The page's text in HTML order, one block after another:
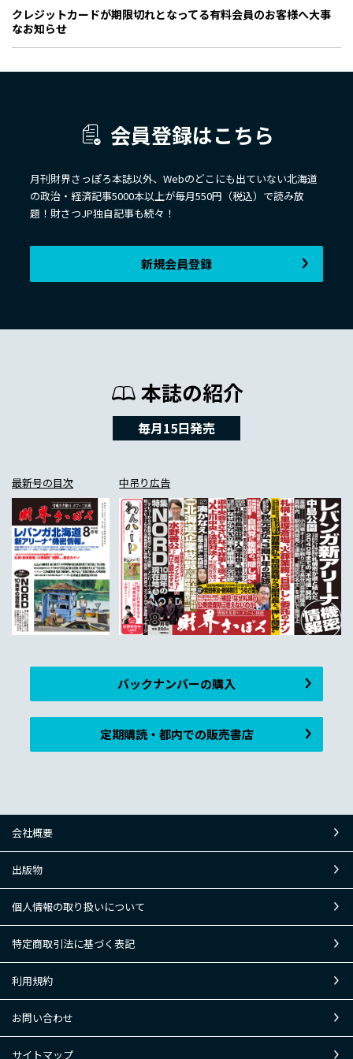
クレジットカードが期限切れとなってる有料会員のお客様へ大事
なお知らせ
会員登録はこちら
月刊財界さっぽろ本誌以外、Webのどこにも出ていない北海道
の政治・経済記事5000本以上が毎月550円（税込）で読み放
題！財さつJP独自記事も続々！
新規会員登録
本誌の紹介
毎月15日発売
最新号の目次 中吊り広告
バックナンバーの購入
定期購読・都内での販売書店
会社概要
出版物
個人情報の取り扱いについて
特定商取引法に基づく表記
利用規約
お問い合わせ
サイトマップ